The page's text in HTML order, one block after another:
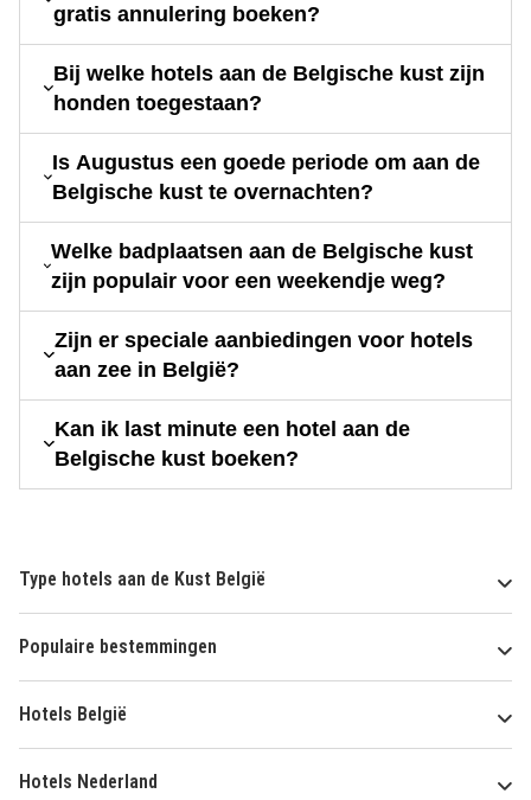
gratis annulering boeken?
Bij welke hotels aan de Belgische kust zijn
honden toegestaan?
Is Augustus een goede periode om aan de
Belgische kust te overnachten?
Welke badplaatsen aan de Belgische kust
zijn populair voor een weekendje weg?
Zijn er speciale aanbiedingen voor hotels
aan zee in België?
Kan ik last minute een hotel aan de
Belgische kust boeken?
Type hotels aan de Kust België
Populaire bestemmingen
Hotels België
Hotels Nederland